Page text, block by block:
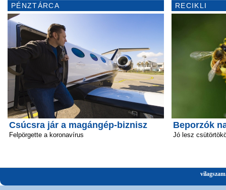
PÉNZTÁRCA
Csúcsra jár a magángép-biznisz
Felpörgette a koronavírus
RECIKLI
Beporzók
Jó lesz